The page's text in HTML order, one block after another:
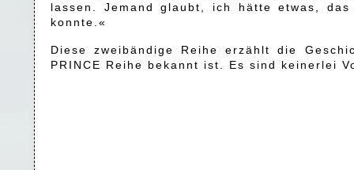
lassen. Jemand glaubt, ich hätte etwas,
konnte.«
Diese zweibändige Reihe erzählt die
PRINCE Reihe bekannt ist. Es sind keinerlei